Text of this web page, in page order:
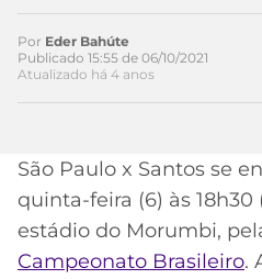
SITES
DE
APOSTAS
2026
PROMOCIONAL
BETBOOM
CÓDIGO
TIMES
MEU
PALMEIRAS
CORINTHIANS
CAMPEONATOS
BRASILEIRÃO
SÉRIE
MÍDIA
ESPORTIVA
MERCADO
Acesse o perfil do
no Twitter
Por Eder Bahúte
Publicado 15:55 de 06/10/2021
Atualizado há 4 anos
São Paulo x Santos se
quinta-feira (6) às 18h30
estádio do Morumbi,
Campeonato Brasileiro.